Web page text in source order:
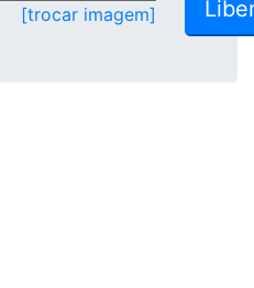
[trocar imagem]